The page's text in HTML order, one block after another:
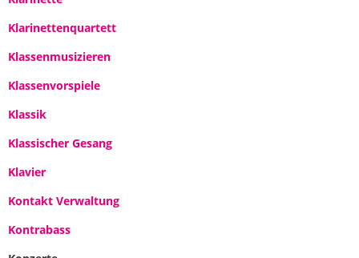
Klarinettenquartett
Klassenmusizieren
Klassenvorspiele
Klassik
Klassischer Gesang
Klavier
Kontakt Verwaltung
Kontrabass